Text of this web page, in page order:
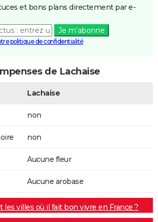
et bons plans directement par e-
Je m'abonne
politique de confidentialité
de Lachaise
Lachaise
non
non
Aucune fleur
Aucune arobase
les villes où il fait bon vivre en France ?